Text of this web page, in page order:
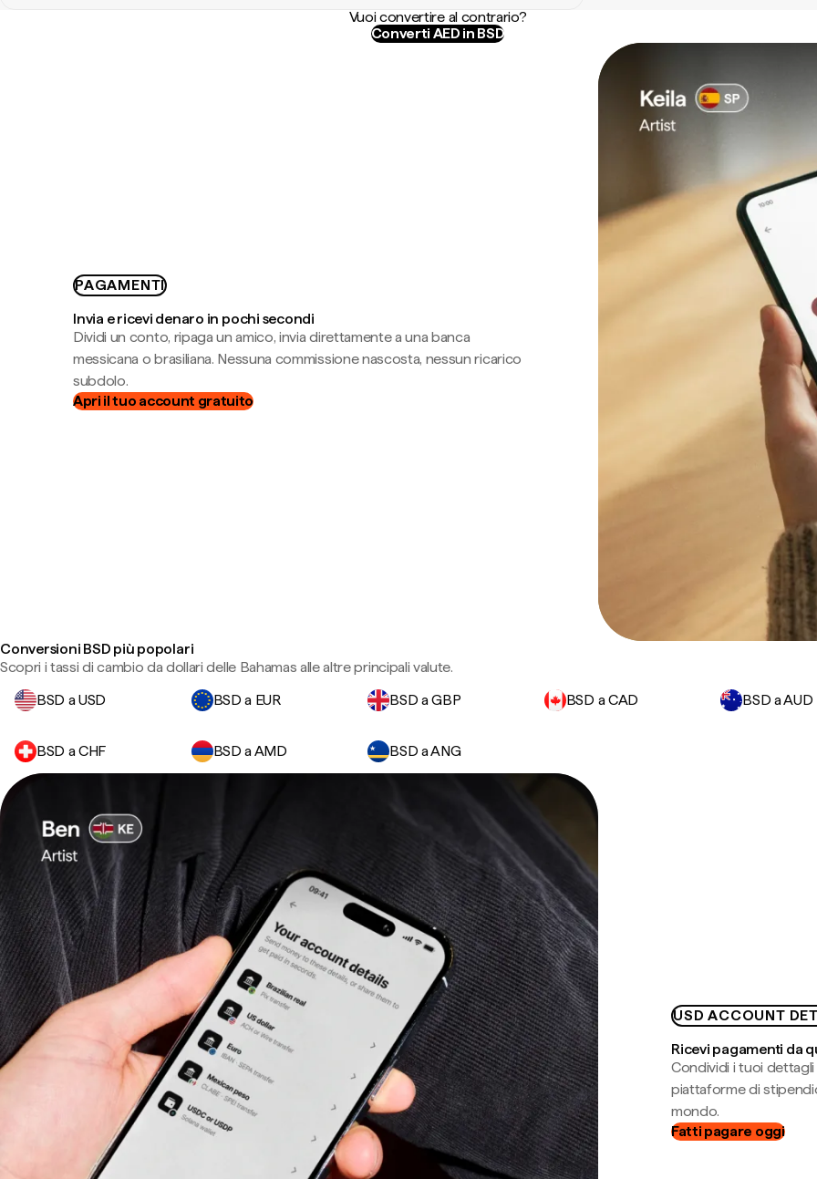
Vuoi convertire al contrario?
Converti AED in BSD
PAGAMENTI
Invia e ricevi denaro in pochi secondi
Dividi un conto, ripaga un amico, invia direttamente a una banca
messicana o brasiliana. Nessuna commissione nascosta, nessun ricarico
subdolo.
Apri il tuo account gratuito
Conversioni BSD più popolari
Scopri i tassi di cambio da dollari delle Bahamas alle altre principali valute.
BSD a USD
BSD a EUR BSD a GBP BSD a CAD BSD a AUD
BSD a CHF BSD a AMD BSD a ANG
USD ACCOUNT
Ricevi pagamenti da
Condividi i tuoi dettagli
piattaforme di
mondo.
Fatti pagare oggi